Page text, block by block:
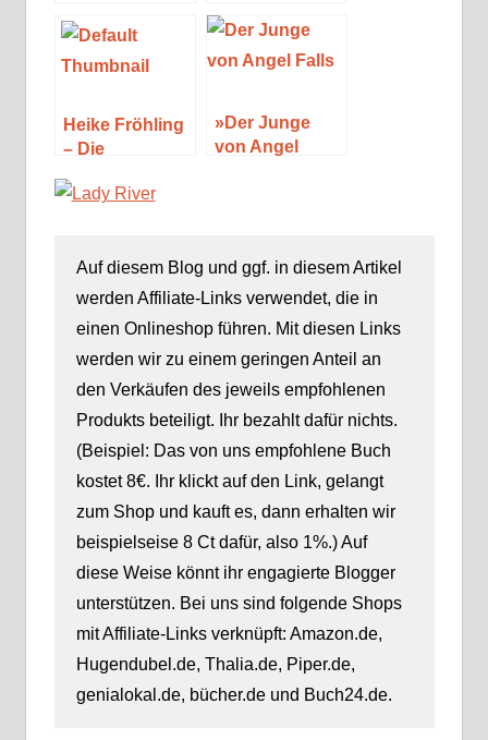
Gärtner im
Rosenbeet«
von Helen
Robyn Carr
Heike Fröhling
– Die
Augenblicks
»Der Junge
von Angel
Auf diesem Blog und ggf. in diesem Artikel
werden Affiliate-Links verwendet, die in
einen Onlineshop führen. Mit diesen Links
werden wir zu einem geringen Anteil an
den Verkäufen des jeweils empfohlenen
Produkts beteiligt. Ihr bezahlt dafür nichts.
(Beispiel: Das von uns empfohlene Buch
kostet 8€. Ihr klickt auf den Link, gelangt
zum Shop und kauft es, dann erhalten wir
beispielseise 8 Ct dafür, also 1%.) Auf
diese Weise könnt ihr engagierte Blogger
unterstützen. Bei uns sind folgende Shops
mit Affiliate-Links verknüpft: Amazon.de,
Hugendubel.de, Thalia.de, Piper.de,
genialokal.de, bücher.de und Buch24.de.